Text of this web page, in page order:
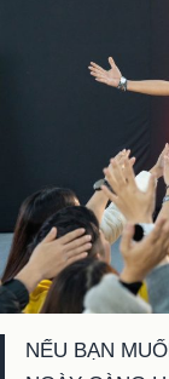
NẾU BẠN